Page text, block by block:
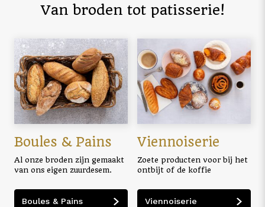
Van broden tot patisserie!
Boules & Pains
Al onze broden zijn gemaakt
van ons eigen zuurdesem.
Boules & Pains
Viennoiserie
Zoete producten voor bij het
ontbijt of de koffie
Viennoiserie